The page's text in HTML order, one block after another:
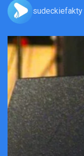
sudeckiefakty